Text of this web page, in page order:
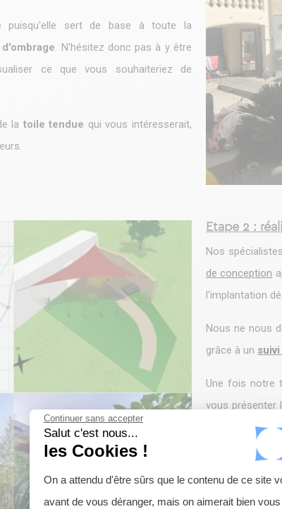
Continuer sans accepter
Salut c'est nous...
les Cookies !
Plateforme de Gestion du
On a attendu d'être sûrs que le contenu de ce site
avant de vous déranger, mais on aimerait bien
puisqu'elle sert de base à toute la
. N'hésitez donc pas à y être
ce que vous souhaiteriez de
la toile tendue qui vous intéresserait,
Etape 2 :
Nos
de conception
l'implantation
Nous ne nous
grâce à un
Une fois notre
vous présenter
Vous y
vous pourrez